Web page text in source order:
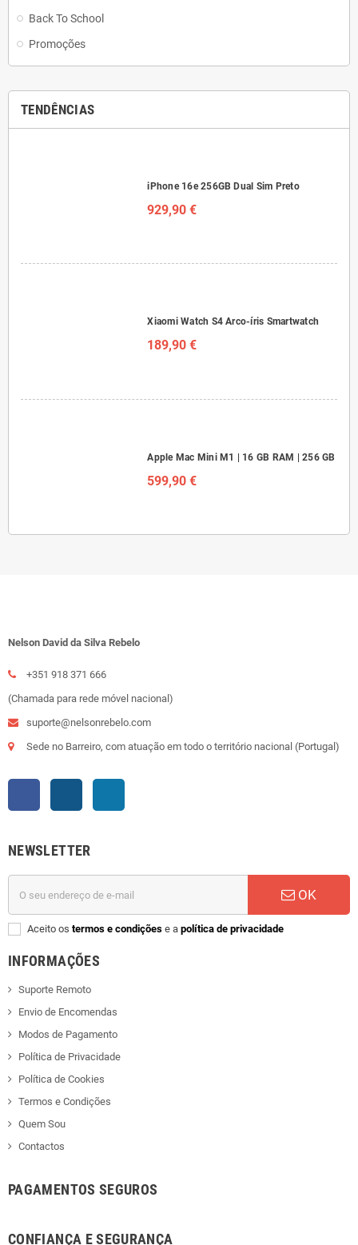
Back To School
Promoções
TENDÊNCIAS
iPhone 16e 256GB Dual Sim Preto
929,90 €
Xiaomi Watch S4 Arco-íris Smartwatch
189,90 €
Apple Mac Mini M1 | 16 GB RAM | 256 GB
599,90 €
Nelson David da Silva Rebelo
+351 918 371 666
(Chamada para rede móvel nacional)
suporte@nelsonrebelo.com
Sede no Barreiro, com atuação em todo o território nacional (Portugal)
NEWSLETTER
OK
Aceito os termos e condições e a política de privacidade
INFORMAÇÕES
Suporte Remoto
Envio de Encomendas
Modos de Pagamento
Política de Privacidade
Política de Cookies
Termos e Condições
Quem Sou
Contactos
PAGAMENTOS SEGUROS
CONFIANÇA E SEGURANÇA